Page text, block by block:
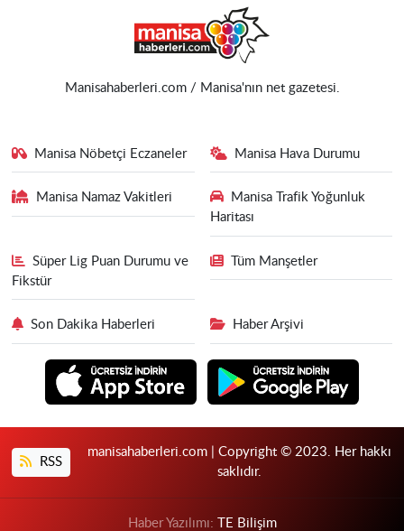
Manisahaberleri.com / Manisa'nın net gazetesi.
Manisa Nöbetçi Eczaneler Manisa Hava Durumu
Manisa Namaz Vakitleri
Manisa Trafik Yoğunluk
Haritası
Süper Lig Puan Durumu ve
Fikstür
Tüm Manşetler
Son Dakika Haberleri Haber Arşivi
RSS
manisahaberleri.com | Copyright © 2023. Her hakkı
saklıdır.
Haber Yazılımı: TE Bilişim